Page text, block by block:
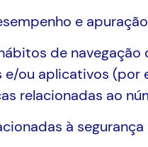
e
de
e/ou aplicativos (por
relacionadas ao
à